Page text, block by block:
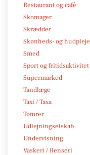
Restaurant og café
Skomager
Skrædder
Skønheds- og hudpleje
Smed
Sport og fritidsaktivitet
Supermarked
Tandlæge
Taxi / Taxa
Tømrer
Udlejningselskab
Undervisning
Vaskeri / Renseri